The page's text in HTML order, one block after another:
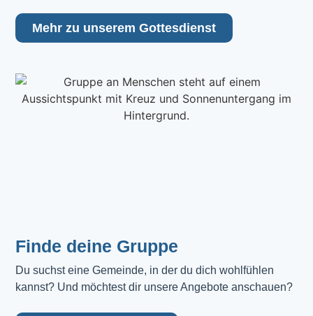
Mehr zu unserem Gottesdienst
Finde deine Gruppe
Du suchst eine Gemeinde, in der du dich wohlfühlen
kannst? Und möchtest dir unsere Angebote anschauen?